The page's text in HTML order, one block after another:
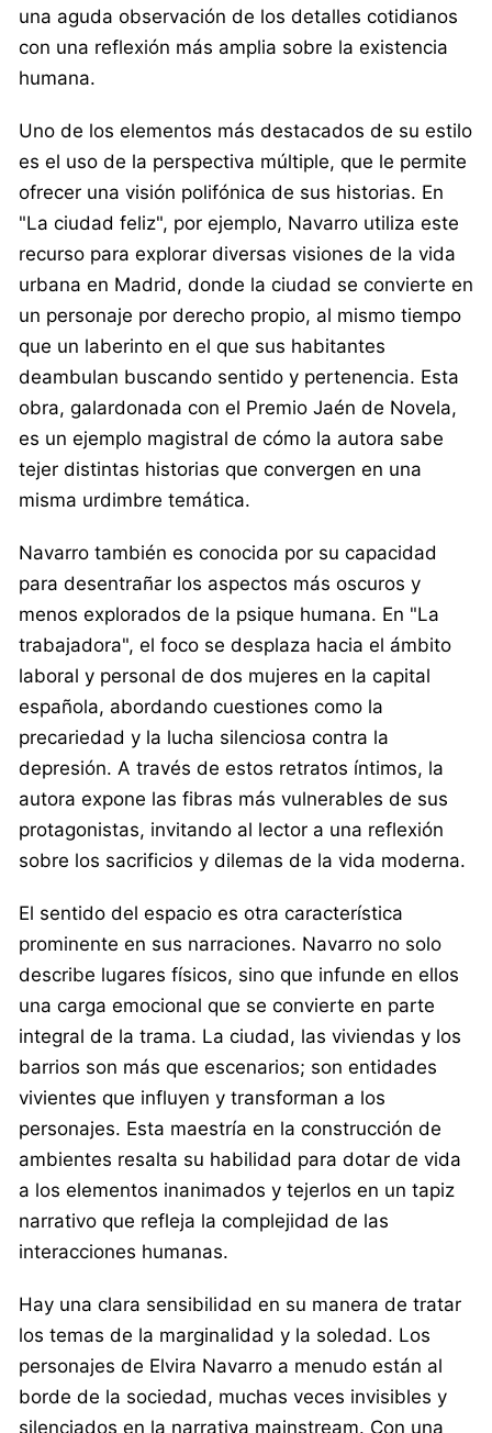
una aguda observación de los detalles cotidianos
con una reflexión más amplia sobre la existencia
humana.
Uno de los elementos más destacados de su estilo
es el uso de la perspectiva múltiple, que le permite
ofrecer una visión polifónica de sus historias. En
"La ciudad feliz", por ejemplo, Navarro utiliza este
recurso para explorar diversas visiones de la vida
urbana en Madrid, donde la ciudad se convierte en
un personaje por derecho propio, al mismo tiempo
que un laberinto en el que sus habitantes
deambulan buscando sentido y pertenencia. Esta
obra, galardonada con el Premio Jaén de Novela,
es un ejemplo magistral de cómo la autora sabe
tejer distintas historias que convergen en una
misma urdimbre temática.
Navarro también es conocida por su capacidad
para desentrañar los aspectos más oscuros y
menos explorados de la psique humana. En "La
trabajadora", el foco se desplaza hacia el ámbito
laboral y personal de dos mujeres en la capital
española, abordando cuestiones como la
precariedad y la lucha silenciosa contra la
depresión. A través de estos retratos íntimos, la
autora expone las fibras más vulnerables de sus
protagonistas, invitando al lector a una reflexión
sobre los sacrificios y dilemas de la vida moderna.
El sentido del espacio es otra característica
prominente en sus narraciones. Navarro no solo
describe lugares físicos, sino que infunde en ellos
una carga emocional que se convierte en parte
integral de la trama. La ciudad, las viviendas y los
barrios son más que escenarios; son entidades
vivientes que influyen y transforman a los
personajes. Esta maestría en la construcción de
ambientes resalta su habilidad para dotar de vida
a los elementos inanimados y tejerlos en un tapiz
narrativo que refleja la complejidad de las
interacciones humanas.
Hay una clara sensibilidad en su manera de tratar
los temas de la marginalidad y la soledad. Los
personajes de Elvira Navarro a menudo están al
borde de la sociedad, muchas veces invisibles y
silenciados en la narrativa mainstream. Con una